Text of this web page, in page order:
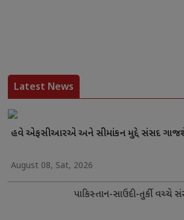
Latest News
હવે એફસીઆરએ અને સીમાંકન મુદ્દે સંસદ
August 08, Sat, 2026
પાકિસ્તાન-સાઉદી-તુર્કી વચ્ચે